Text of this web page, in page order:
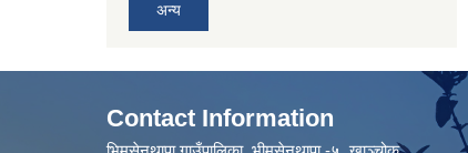
अन्य
Contact Information